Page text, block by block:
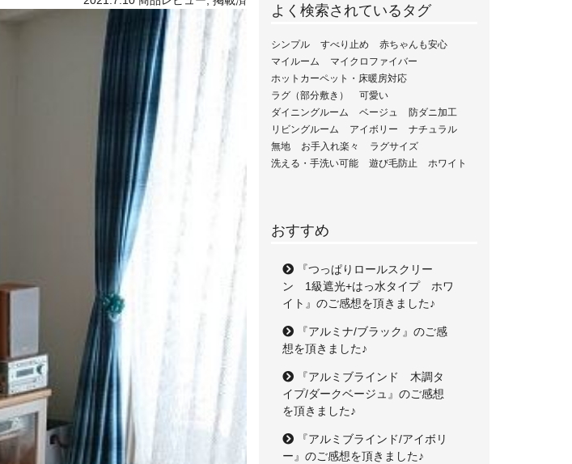
よく検索されているタグ
シンプル すべり止め
赤ちゃんも安心
マイルーム
マイクロファイバー
ホットカーペット・床暖房対応
ラグ（部分敷き）
可愛い
ダイニングルーム
ベージュ
防ダニ加工
リビングルーム
アイボリー
ナチュラル
無地
お手入れ楽々
ラグサイズ
洗える・手洗い可能
遊び毛防止 ホワイト
おすすめ
『つっぱりロールスクリー
ン 1級遮光+はっ水タイプ ホワ
イト』のご感想を頂きました♪
『アルミナ/ブラック』のご感
想を頂きました♪
『アルミブラインド 木調タ
イプ/ダークベージュ』のご感想
を頂きました♪
『アルミブラインド/アイボリ
ー』のご感想を頂きました♪